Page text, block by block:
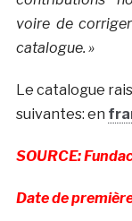
voire de
catalogue. »
Le catalogue
suivantes: en
SOURCE:
Date de